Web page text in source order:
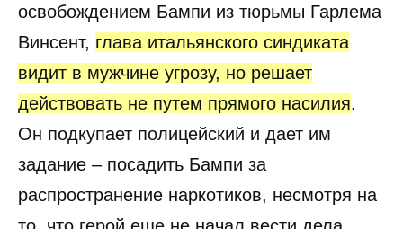
освобождением Бампи из тюрьмы Гарлема
Винсент, глава итальянского синдиката
видит в мужчине угрозу, но решает
действовать не путем прямого насилия.
Он подкупает полицейский и дает им
задание – посадить Бампи за
распространение наркотиков, несмотря на